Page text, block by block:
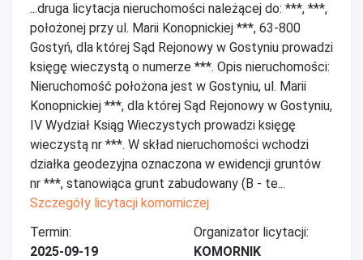
...druga licytacja nieruchomości należącej do: ***, ***,
położonej przy ul. Marii Konopnickiej ***, 63-800
Gostyń, dla której Sąd Rejonowy w Gostyniu prowadzi
księgę wieczystą o numerze ***. Opis nieruchomości:
Nieruchomość położona jest w Gostyniu, ul. Marii
Konopnickiej ***, dla której Sąd Rejonowy w Gostyniu,
IV Wydział Ksiąg Wieczystych prowadzi księgę
wieczystą nr ***. W skład nieruchomości wchodzi
działka geodezyjna oznaczona w ewidencji gruntów
nr ***, stanowiąca grunt zabudowany (B - te...
Szczegóły licytacji komorniczej
Termin:
2025-09-19
Organizator licytacji:
KOMORNIK